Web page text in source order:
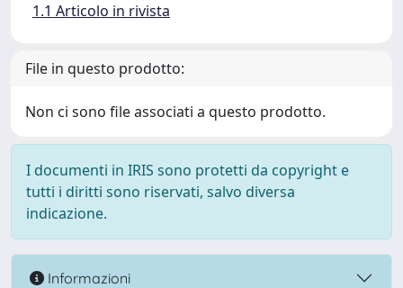
1.1 Articolo in rivista
File in questo prodotto:
Non ci sono file associati a questo prodotto.
I documenti in IRIS sono protetti da copyright e
tutti i diritti sono riservati, salvo diversa
indicazione.
Informazioni